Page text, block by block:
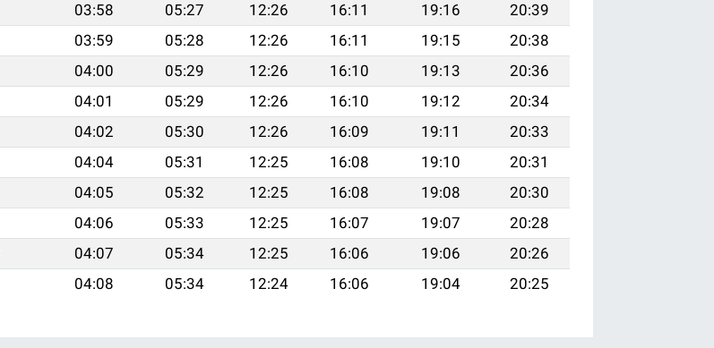
03:58 05:27 12:26 16:11 19:16
20:39
03:59 05:28 12:26 16:11 19:15
20:38
04:00 05:29 12:26 16:10 19:13
20:36
04:01 05:29 12:26 16:10 19:12
20:34
04:02 05:30 12:26 16:09 19:11
20:33
04:04 05:31 12:25 16:08 19:10
20:31
04:05 05:32 12:25 16:08 19:08
20:30
04:06 05:33 12:25 16:07 19:07
20:28
04:07 05:34 12:25 16:06 19:06
20:26
04:08 05:34 12:24 16:06 19:04 20:25